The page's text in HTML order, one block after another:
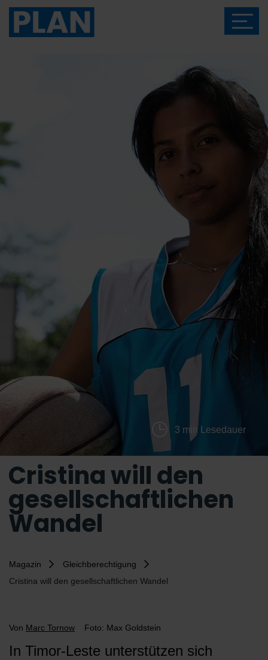
3 min Lesedauer
Cristina will den
gesellschaftlichen
Wandel
Magazin
Gleichberechtigung
Cristina will den gesellschaftlichen Wandel
Von Marc Tornow Foto: Max Goldstein
In Timor-Leste unterstützen sich